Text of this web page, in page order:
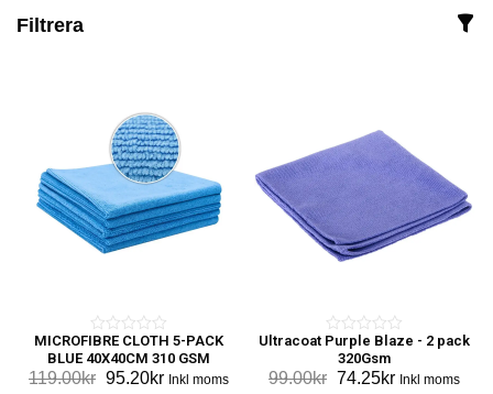
Filtrera
0
o
u
MICROFIBRE CLOTH 5-PACK
BLUE 40X40CM 310 GSM
119.00kr Det
95.20krDet
Inkl moms
0
Ultracoat Purple Blaze - 2 pack
320Gsm
99.00kr Det
74.25krDet
Inkl moms